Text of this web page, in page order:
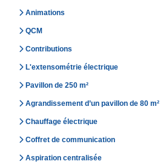
Animations
QCM
Contributions
L'extensométrie électrique
Pavillon de 250 m²
Agrandissement d’un pavillon de 80 m²
Chauffage électrique
Coffret de communication
Aspiration centralisée